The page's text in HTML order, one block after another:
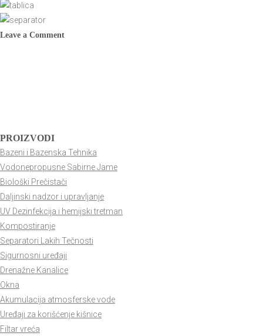
Leave a Comment
PROIZVODI
Bazeni i Bazenska Tehnika
Vodonepropusne Sabirne Jame
Biološki Prečistači
Daljinski nadzor i upravljanje
UV Dezinfekcija i hemijski tretman
Kompostiranje
Separatori Lakih Tečnosti
Sigurnosni uređaji
Drenažne Kanalice
Okna
Akumulacija atmosferske vode
Uređaji za korišćenje kišnice
Filtar vreća